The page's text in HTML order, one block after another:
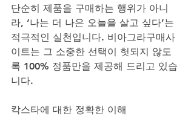
단순히 제품을 구매하는 행위가 아니
라, ‘나는 더 나은 오늘을 살고 싶다’는
적극적인 실천입니다. 비아그라구매사
이트는 그 소중한 선택이 헛되지 않도
록 100% 정품만을 제공해 드리고 있습
니다.
칵스타에 대한 정확한 이해